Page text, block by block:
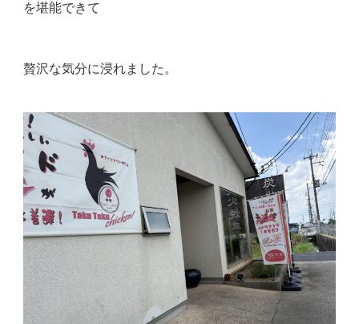
を堪能できて
贅沢な気分に浸れました。